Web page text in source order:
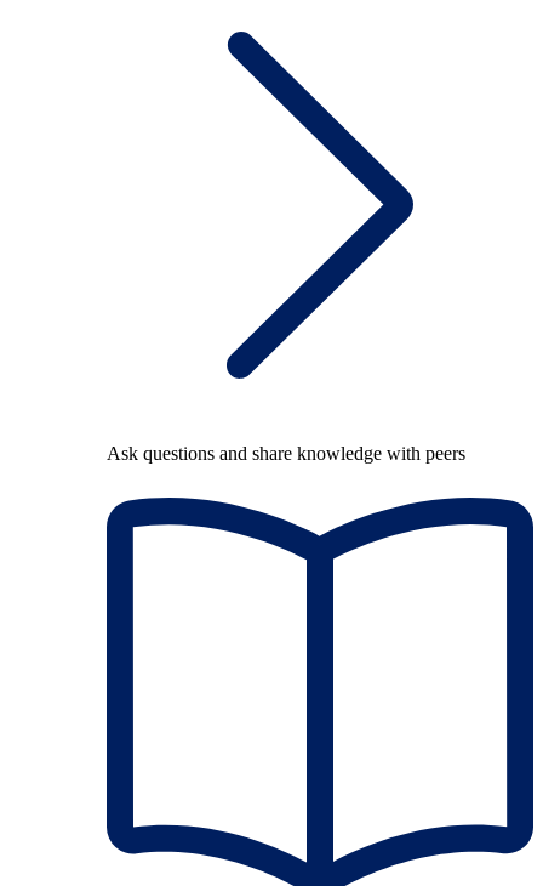
Ask questions and share knowledge with peers